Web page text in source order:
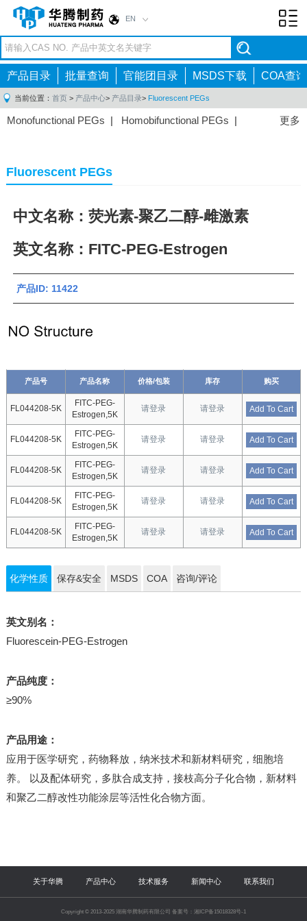
EN
产品目录 批量查询 官能团目录 MSDS下载 COA查询
当前位置： 首页 > 产品中心> 产品目录> Fluorescent PEGs
更多
Monofunctional PEGs | Homobifunctional PEGs |
Fluorescent PEGs
中文名称：荧光素-聚乙二醇-雌激素
英文名称：FITC-PEG-Estrogen
产品ID: 11422
产品号 产品名称 价格/包装 库存 购买
FL044208-5K
FITC-PEG-
Estrogen,5K
请登录 请登录 Add To Cart
FL044208-5K
FITC-PEG-
Estrogen,5K
请登录 请登录 Add To Cart
FL044208-5K
FITC-PEG-
Estrogen,5K
请登录 请登录 Add To Cart
FL044208-5K
FITC-PEG-
Estrogen,5K
请登录 请登录 Add To Cart
FL044208-5K
FITC-PEG-
Estrogen,5K
请登录 请登录 Add To Cart
化学性质 保存&安全 MSDS COA 咨询/评论
英文别名：
Fluorescein-PEG-Estrogen
产品纯度：
≥90%
产品用途：
应用于医学研究，药物释放，纳米技术和新材料研究，细胞培
养。 以及配体研究，多肽合成支持，接枝高分子化合物，新材料
和聚乙二醇改性功能涂层等活性化合物方面。
关于华腾 产品中心 技术服务 新闻中心 联系我们
Copyright © 2013-2025 湖南华腾制药有限公司 备案号：湘ICP备15018328号-1